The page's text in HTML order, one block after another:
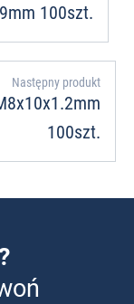
100szt.
Następny produkt
100szt.